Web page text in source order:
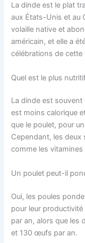
La dinde est le plat
aux États-Unis et au
volaille native et
américain, et elle a
célébrations de cette
Quel est le plus
La dinde est
est moins calorique
que le poulet, pour
Cependant, les
comme les vitamines
Un poulet peut-il
Oui, les poules
pour leur
par an, alors que les
et 130 œufs par an.